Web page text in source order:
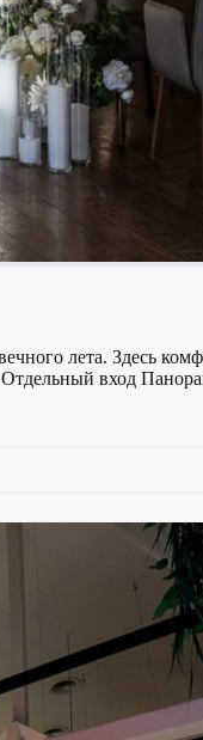
лета. Здесь
вход